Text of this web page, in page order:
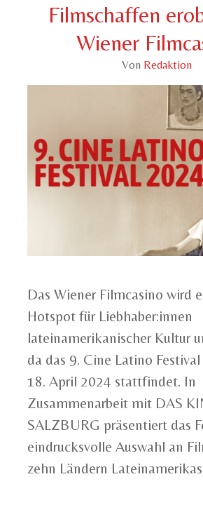
Filmschaffen
Wiener
Von Redaktion
Das Wiener Filmcasino wird
Hotspot für Liebhaber:innen
lateinamerikanischer Kultur
da das 9. Cine Latino
18. April 2024 stattfindet. In
Zusammenarbeit mit DAS
SALZBURG präsentiert das
eindrucksvolle Auswahl an
zehn Ländern